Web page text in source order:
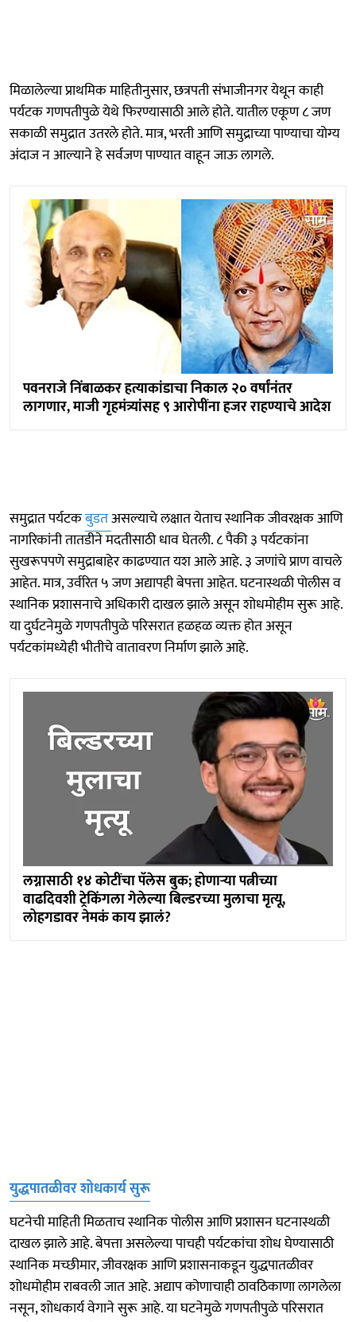
मिळालेल्या प्राथमिक माहितीनुसार, छत्रपती संभाजीनगर येथून काही
पर्यटक गणपतीपुळे येथे फिरण्यासाठी आले होते. यातील एकूण ८ जण
सकाळी समुद्रात उतरले होते. मात्र, भरती आणि समुद्राच्या पाण्याचा योग्य
अंदाज न आल्याने हे सर्वजण पाण्यात वाहून जाऊ लागले.
पवनराजे निंबाळकर हत्याकांडाचा निकाल २० वर्षांनंतर
लागणार, माजी गृहमंत्र्यांसह ९ आरोपींना हजर राहण्याचे आदेश
समुद्रात पर्यटकबुडतअसल्याचे लक्षात येताच स्थानिक जीवरक्षक आणि
नागरिकांनी तातडीने मदतीसाठी धाव घेतली. ८ पैकी ३ पर्यटकांना
सुखरूपपणे समुद्राबाहेर काढण्यात यश आले आहे. ३ जणांचे प्राण वाचले
आहेत. मात्र, उर्वरित ५ जण अद्यापही बेपत्ता आहेत. घटनास्थळी पोलीस व
स्थानिक प्रशासनाचे अधिकारी दाखल झाले असून शोधमोहीम सुरू आहे.
या दुर्घटनेमुळे गणपतीपुळे परिसरात हळहळ व्यक्त होत असून
पर्यटकांमध्येही भीतीचे वातावरण निर्माण झाले आहे.
लग्नासाठी १४ कोटींचा पॅलेस बुक; होणाऱ्या पत्नीच्या
वाढदिवशी ट्रेकिंगला गेलेल्या बिल्डरच्या मुलाचा मृत्यू,
लोहगडावर नेमकं काय झालं?
युद्धपातळीवर शोधकार्य सुरू
घटनेची माहिती मिळताच स्थानिक पोलीस आणि प्रशासन घटनास्थळी
दाखल झाले आहे. बेपत्ता असलेल्या पाचही पर्यटकांचा शोध घेण्यासाठी
स्थानिक मच्छीमार, जीवरक्षक आणि प्रशासनाकडून युद्धपातळीवर
शोधमोहीम राबवली जात आहे. अद्याप कोणाचाही ठावठिकाणा लागलेला
नसून, शोधकार्य वेगाने सुरू आहे. या घटनेमुळे गणपतीपुळे परिसरात